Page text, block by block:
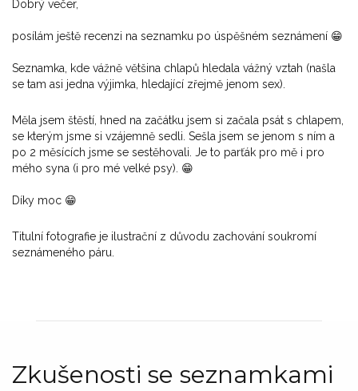
Dobrý večer,
posílám ještě recenzi na seznamku po úspěšném seznámení 😁
Seznamka, kde vážně většina chlapů hledala vážný vztah (našla
se tam asi jedna výjimka, hledající zřejmě jenom sex).
Měla jsem štěstí, hned na začátku jsem si začala psát s chlapem,
se kterým jsme si vzájemně sedli. Sešla jsem se jenom s ním a
po 2 měsících jsme se sestěhovali. Je to parťák pro mě i pro
mého syna (i pro mé velké psy). 😁
Díky moc 😁
Titulní fotografie je ilustrační z důvodu zachování soukromí
seznámeného páru.
Zkušenosti se seznamkami